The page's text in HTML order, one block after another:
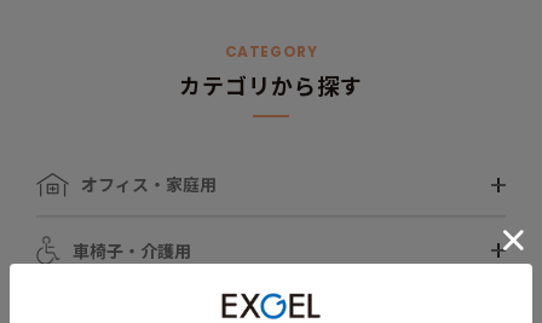
CATEGORY
カテゴリから探す
オフィス・家庭用
車椅子・介護用